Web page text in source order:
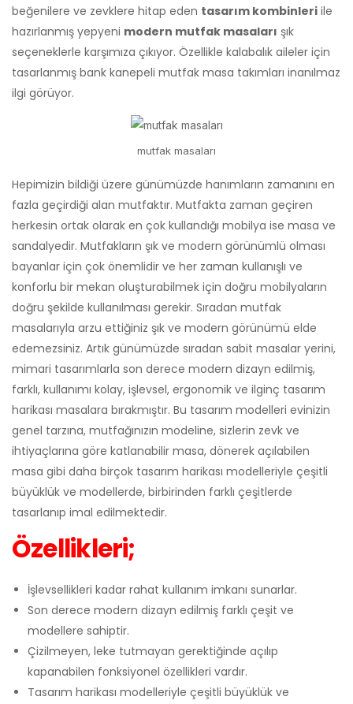
beğenilere ve zevklere hitap eden tasarım kombinleri ile
hazırlanmış yepyeni modern mutfak masaları şık
seçeneklerle karşımıza çıkıyor. Özellikle kalabalık aileler için
tasarlanmış bank kanepeli mutfak masa takımları inanılmaz
ilgi görüyor.
mutfak masaları
Hepimizin bildiği üzere günümüzde hanımların zamanını en
fazla geçirdiği alan mutfaktır. Mutfakta zaman geçiren
herkesin ortak olarak en çok kullandığı mobilya ise masa ve
sandalyedir. Mutfakların şık ve modern görünümlü olması
bayanlar için çok önemlidir ve her zaman kullanışlı ve
konforlu bir mekan oluşturabilmek için doğru mobilyaların
doğru şekilde kullanılması gerekir. Sıradan mutfak
masalarıyla arzu ettiğiniz şık ve modern görünümü elde
edemezsiniz. Artık günümüzde sıradan sabit masalar yerini,
mimari tasarımlarla son derece modern dizayn edilmiş,
farklı, kullanımı kolay, işlevsel, ergonomik ve ilginç tasarım
harikası masalara bırakmıştır. Bu tasarım modelleri evinizin
genel tarzına, mutfağınızın modeline, sizlerin zevk ve
ihtiyaçlarına göre katlanabilir masa, dönerek açılabilen
masa gibi daha birçok tasarım harikası modelleriyle çeşitli
büyüklük ve modellerde, birbirinden farklı çeşitlerde
tasarlanıp imal edilmektedir.
Özellikleri;
İşlevsellikleri kadar rahat kullanım imkanı sunarlar.
Son derece modern dizayn edilmiş farklı çeşit ve
modellere sahiptir.
Çizilmeyen, leke tutmayan gerektiğinde açılıp
kapanabilen fonksiyonel özellikleri vardır.
Tasarım harikası modelleriyle çeşitli büyüklük ve